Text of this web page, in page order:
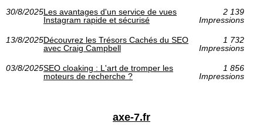
30/8/2025Les avantages d'un service de vues
Instagram rapide et sécurisé
2 139
Impressions
13/8/2025Découvrez les Trésors Cachés du SEO
avec Craig Campbell
1 732
Impressions
03/8/2025SEO cloaking : L'art de tromper les
moteurs de recherche ?
1 856
Impressions
axe-7.fr